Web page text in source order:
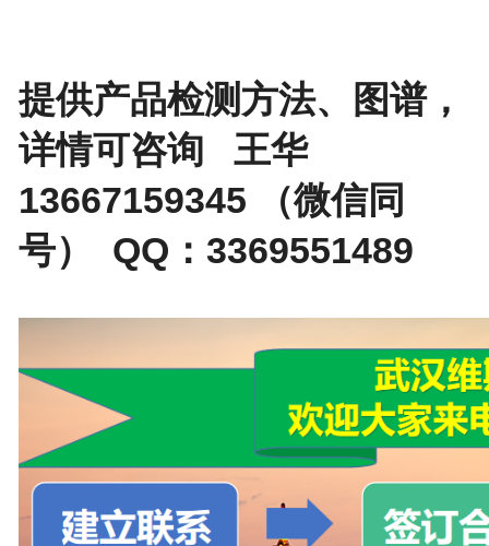
提供产品检测方法、图谱，
详情可咨询 王华
13667159345 （微信同
号） QQ：3369551489